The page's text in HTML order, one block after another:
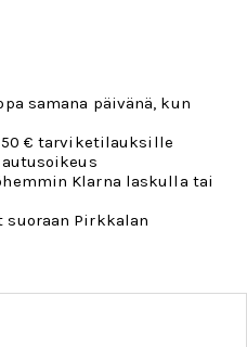
samana päivänä, kun
€ tarviketilauksille
Klarna laskulla tai
suoraan Pirkkalan